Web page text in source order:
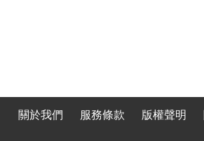
關於我們 服務條款 版權聲明